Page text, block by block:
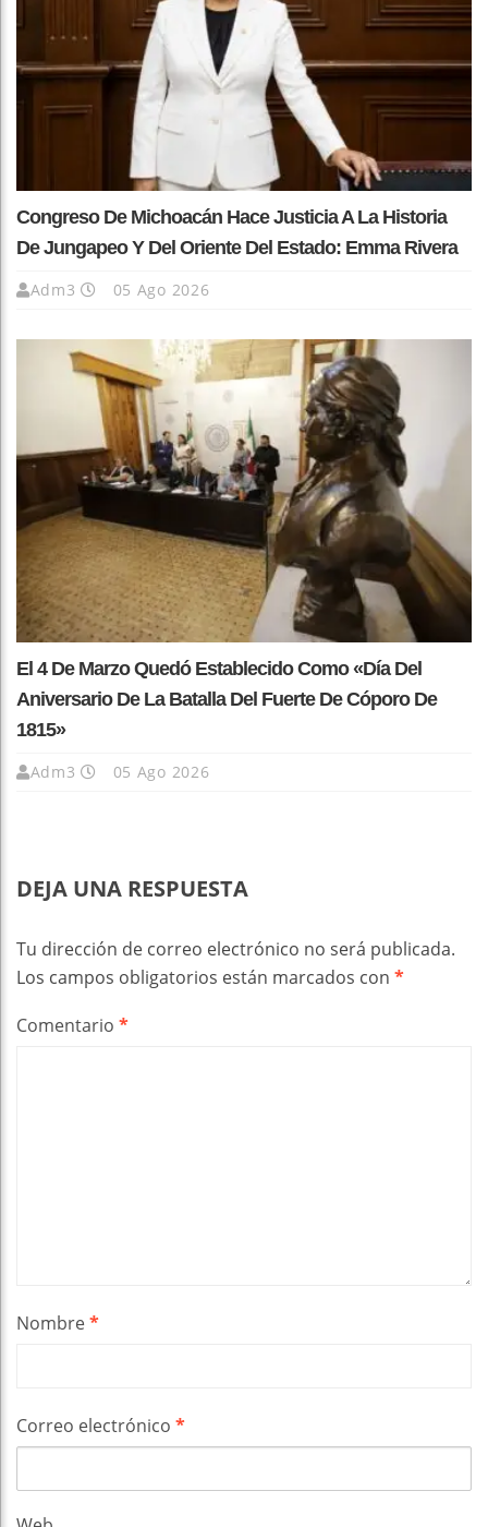
Congreso De Michoacán Hace Justicia A La Historia
De Jungapeo Y Del Oriente Del Estado: Emma Rivera
Adm3 05 Ago 2026
El 4 De Marzo Quedó Establecido Como «Día Del
Aniversario De La Batalla Del Fuerte De Cóporo De
1815»
Adm3 05 Ago 2026
DEJA UNA RESPUESTA
Tu dirección de correo electrónico no será publicada.
Los campos obligatorios están marcados con *
Comentario *
Nombre*
Correo electrónico *